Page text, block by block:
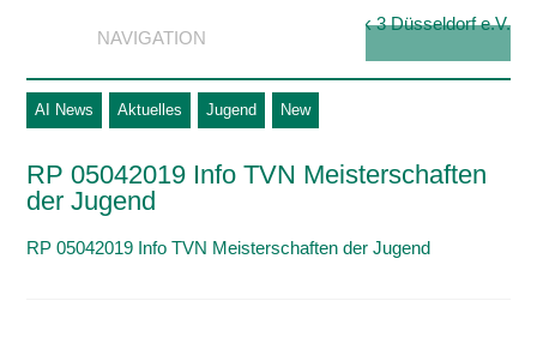
NAVIGATION
AI News Aktuelles Jugend New
RP 05042019 Info TVN Meisterschaften
der Jugend
RP 05042019 Info TVN Meisterschaften der Jugend